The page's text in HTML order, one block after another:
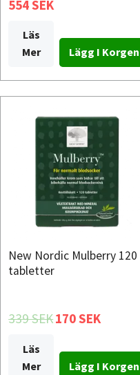
554 SEK
Läs
Mer
New Nordic Mulberry 120
tabletter
339 SEK170 SEK
Läs
Mer